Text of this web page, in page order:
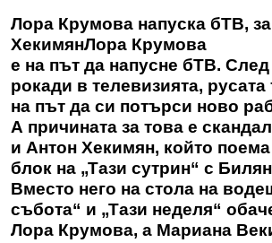
Лора Крумова напуска бТВ,
ХекимянЛора Крумова
е на път да напусне бТВ.
рокади в телевизията,
на път да си потърси ново
А причината за това е
и Антон Хекимян, който
блок на „Тази сутрин“ с
Вместо него на стола на
събота“ и „Тази неделя“
Лора Крумова, а Мариана